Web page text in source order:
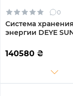
0
Система хранения
энергии DEYE
8000W 10.24kh
LiFePO4 6000
140580 ₴